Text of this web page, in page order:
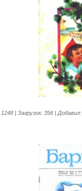
1248 Загрузок: 356 Добавил: